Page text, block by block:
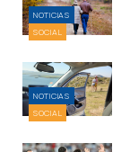
NOTICIAS
SOCIAL
NOTICIAS
SOCIAL